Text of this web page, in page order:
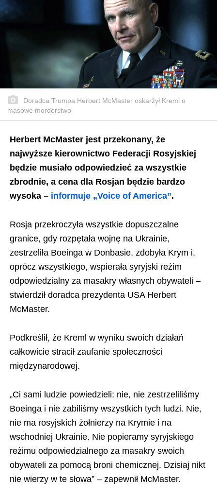
Doradca Trumpa Herbert McMaster oskarżył Kreml o
masowe morderstwo
Herbert McMaster jest przekonany, że
najwyższe kierownictwo Federacji Rosyjskiej
będzie musiało odpowiedzieć za wszystkie
zbrodnie, a cena dla Rosjan będzie bardzo
wysoka – informuje „Voice of America”.
Rosja przekroczyła wszystkie dopuszczalne
granice, gdy rozpętała wojnę na Ukrainie,
zestrzeliła Boeinga w Donbasie, zdobyła Krym i,
oprócz wszystkiego, wspierała syryjski reżim
odpowiedzialny za masakry własnych obywateli –
stwierdził doradca prezydenta USA Herbert
McMaster.
Podkreślił, że Kreml w wyniku swoich działań
całkowicie stracił zaufanie społeczności
międzynarodowej.
„Ci sami ludzie powiedzieli: nie, nie zestrzeliliśmy
Boeinga i nie zabiliśmy wszystkich tych ludzi. Nie,
nie ma rosyjskich żołnierzy na Krymie i na
wschodniej Ukrainie. Nie popieramy syryjskiego
reżimu odpowiedzialnego za masakry swoich
obywateli za pomocą broni chemicznej. Dzisiaj nikt
nie wierzy w te słowa” – zapewnił McMaster.